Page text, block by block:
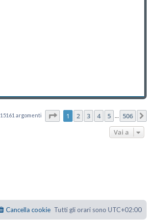
15161 argomenti Pagina di 506
1 2 3 4 5 506
Vai a
Tutti gli orari sono UTC+02:00
Cancella cookie